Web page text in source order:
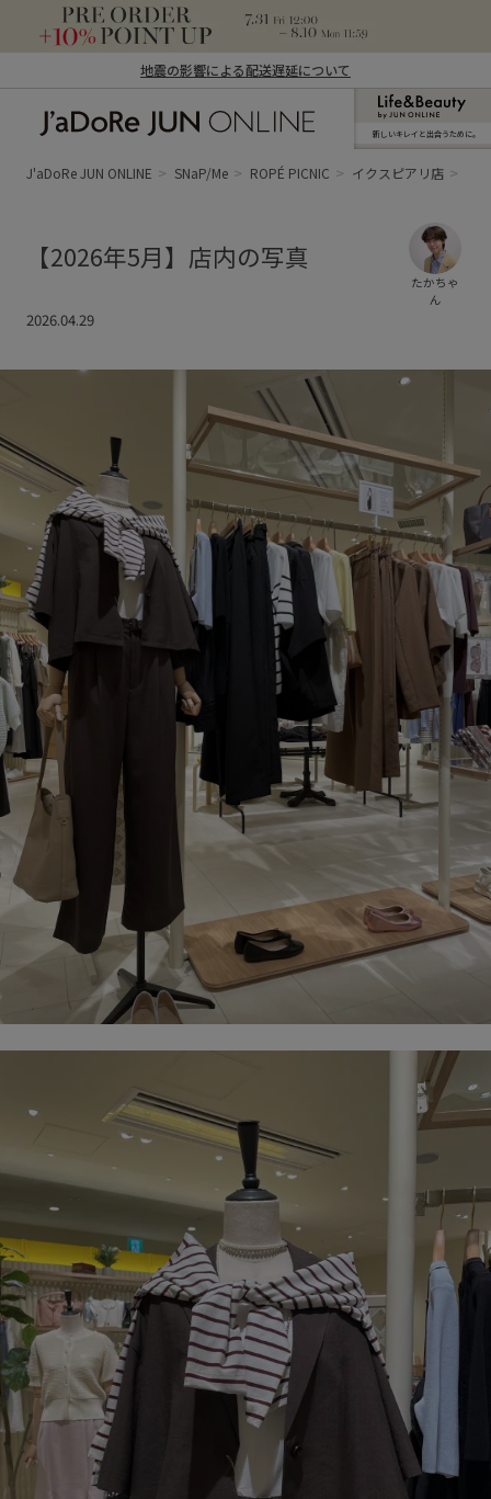
地震の影響による配送遅延について
ン オンライン）
新しいキレイと出合うために。
J'aDoRe JUN ONLINE SNaP/Me ROPÉ PICNIC イクスピアリ店
【2026年5月】店内の写真
たかちゃ
ん
2026.04.29